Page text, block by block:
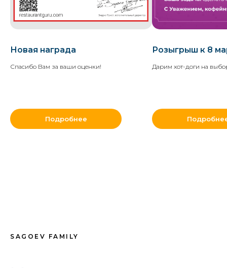
Новая награда
Спасибо Вам за ваши оценки!
Подробнее
Розыгрыш к 8
Дарим хот-доги на
SAGOEV FAMILY